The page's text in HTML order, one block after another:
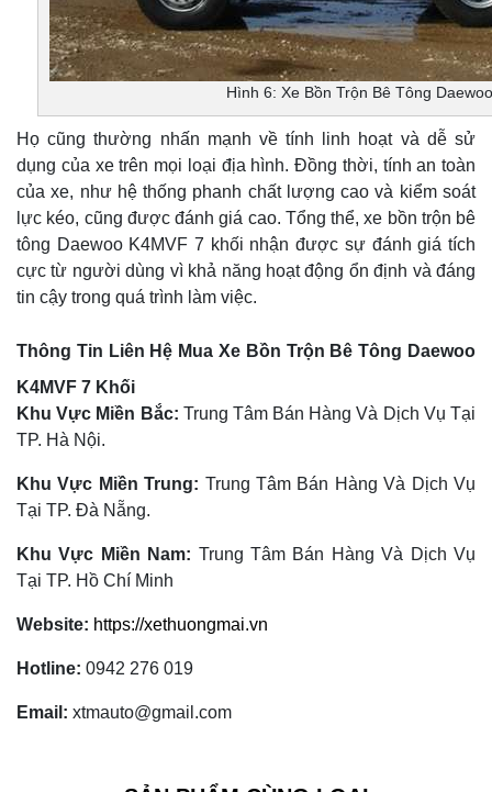
Hình 6: Xe Bồn Trộn Bê Tông
Họ cũng thường nhấn mạnh về tính linh hoạt và dễ sử
dụng của xe trên mọi loại địa hình. Đồng thời, tính an toàn
của xe, như hệ thống phanh chất lượng cao và kiểm soát
lực kéo, cũng được đánh giá cao. Tổng thể, xe bồn trộn bê
tông Daewoo K4MVF 7 khối nhận được sự đánh giá tích
cực từ người dùng vì khả năng hoạt động ổn định và đáng
tin cậy trong quá trình làm việc.
Thông Tin Liên Hệ Mua Xe Bồn Trộn Bê Tông Daewoo
K4MVF 7 Khối
Khu Vực Miền Bắc: Trung Tâm Bán Hàng Và Dịch Vụ Tại
TP. Hà Nội.
Khu Vực Miền Trung: Trung Tâm Bán Hàng Và Dịch Vụ
Tại TP. Đà Nẵng.
Khu Vực Miền Nam: Trung Tâm Bán Hàng Và Dịch Vụ
Tại TP. Hồ Chí Minh
Website: https://xethuongmai.vn
Hotline: 0942 276 019
Email: xtmauto@gmail.com